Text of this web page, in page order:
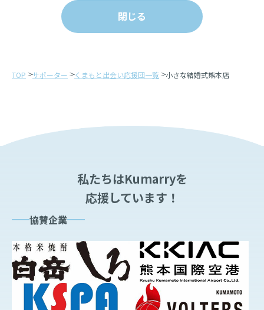
閉じる
TOP サポーター くまもと出会い応援団一覧 小さな結婚式熊本店
私たちはKumarryを
応援しています！
協賛企業